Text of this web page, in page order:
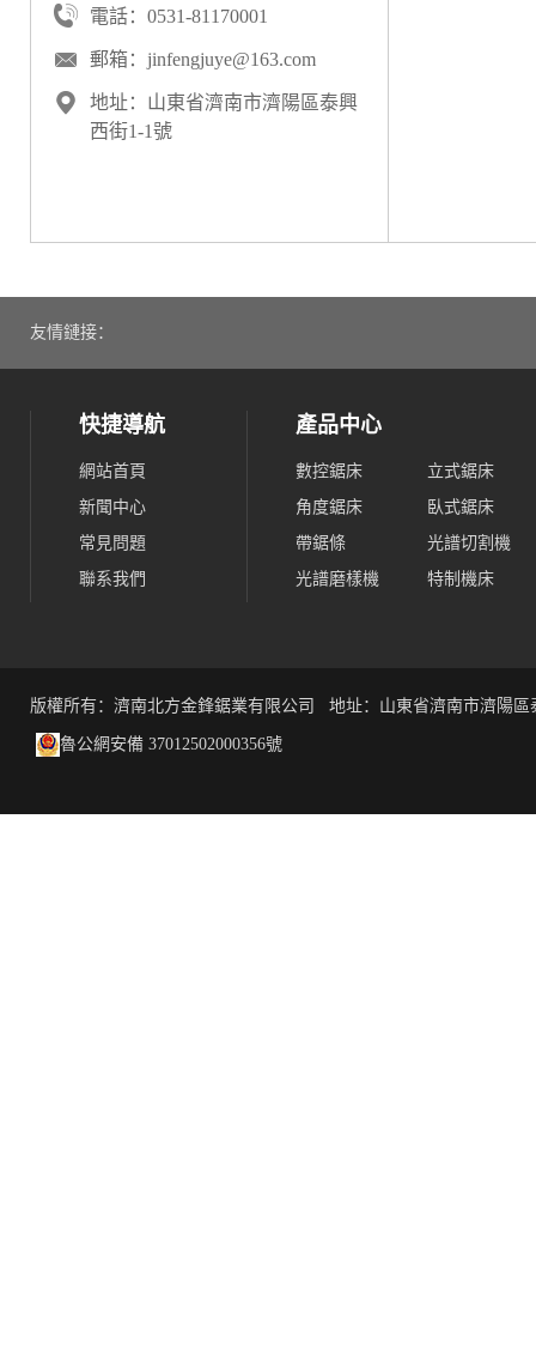
電話：0531-81170001
郵箱：jinfengjuye@163.com
地址：山東省濟南市濟陽區泰興
西街1-1號
友情鏈接：
快捷導航
網站首頁
新聞中心
常見問題
聯系我們
產品中心
數控鋸床
立式鋸床
角度鋸床
臥式鋸床
帶鋸條
光譜切割機
光譜磨樣機
特制機床
版權所有：濟南北方金鋒鋸業有限公司 地址：山東省濟南市濟陽
魯公網安備 37012502000356號